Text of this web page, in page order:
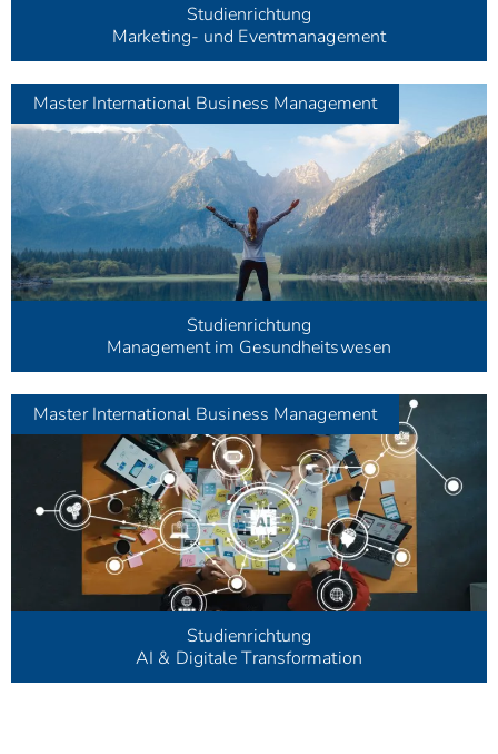
Studienrichtung
Marketing- und Eventmanagement
MasterInternational Business Management
Studienrichtung
Management im Gesundheitswesen
MasterInternational Business Management
Studienrichtung
AI & Digitale Transformation